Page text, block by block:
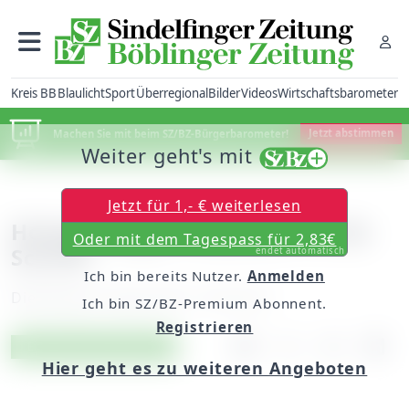
Kreis BBBlaulichtSportÜberregionalBilderVideosWirtschaftsbarometer
Machen Sie mit beim SZ/BZ-Bürgerbarometer! Jetzt abstimmen
Holzgerlingen: Einbruch in die
Schule
Dienstag, 25. April 2017, 15:52 Uhr
Weiter geht's mit
Jetzt für 1,- € weiterlesen
Oder mit dem Tagespass für 2,83€
endet automatisch
Ich bin bereits Nutzer. Anmelden
Ich bin SZ/BZ-Premium Abonnent.
Registrieren
Hier geht es zu weiteren Angeboten